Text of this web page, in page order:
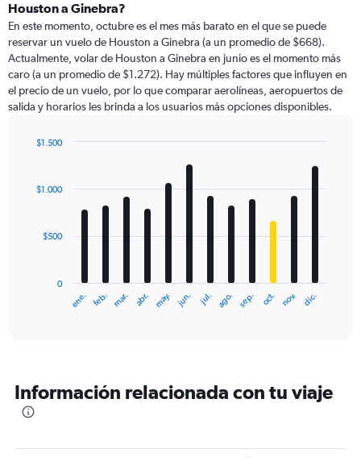
Houston a Ginebra?
En este momento, octubre es el mes más barato en el que se puede
reservar un vuelo de Houston a Ginebra (a un promedio de $668).
Actualmente, volar de Houston a Ginebra en junio es el momento más
caro (a un promedio de $1.272). Hay múltiples factores que influyen en
el precio de un vuelo, por lo que comparar aerolíneas, aeropuertos de
salida y horarios les brinda a los usuarios más opciones disponibles.
with
12
The
categories.
The
ene. feb. mar. abr. may. jun. jul. ago. sep. oct. nov. dic.
0
$500
$1.000
$1.500
Información relacionada con tu viaje